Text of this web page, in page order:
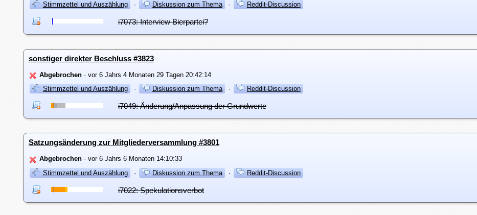
Stimmzettel und Auszählung
· Diskussion zum Thema · Reddit-Discussion
i7073: Interview Bierpartei?
sonstiger direkter Beschluss #3823
Abgebrochen· vor 6 Jahrs 4 Monaten 29 Tagen 20:42:14
Stimmzettel und Auszählung
· Diskussion zum Thema · Reddit-Discussion
i7049: Änderung/Anpassung der Grundwerte
Satzungsänderung zur Mitgliederversammlung #3801
Abgebrochen· vor 6 Jahrs 6 Monaten 14:10:33
Stimmzettel und Auszählung
· Diskussion zum Thema · Reddit-Discussion
i7022: Spekulationsverbot